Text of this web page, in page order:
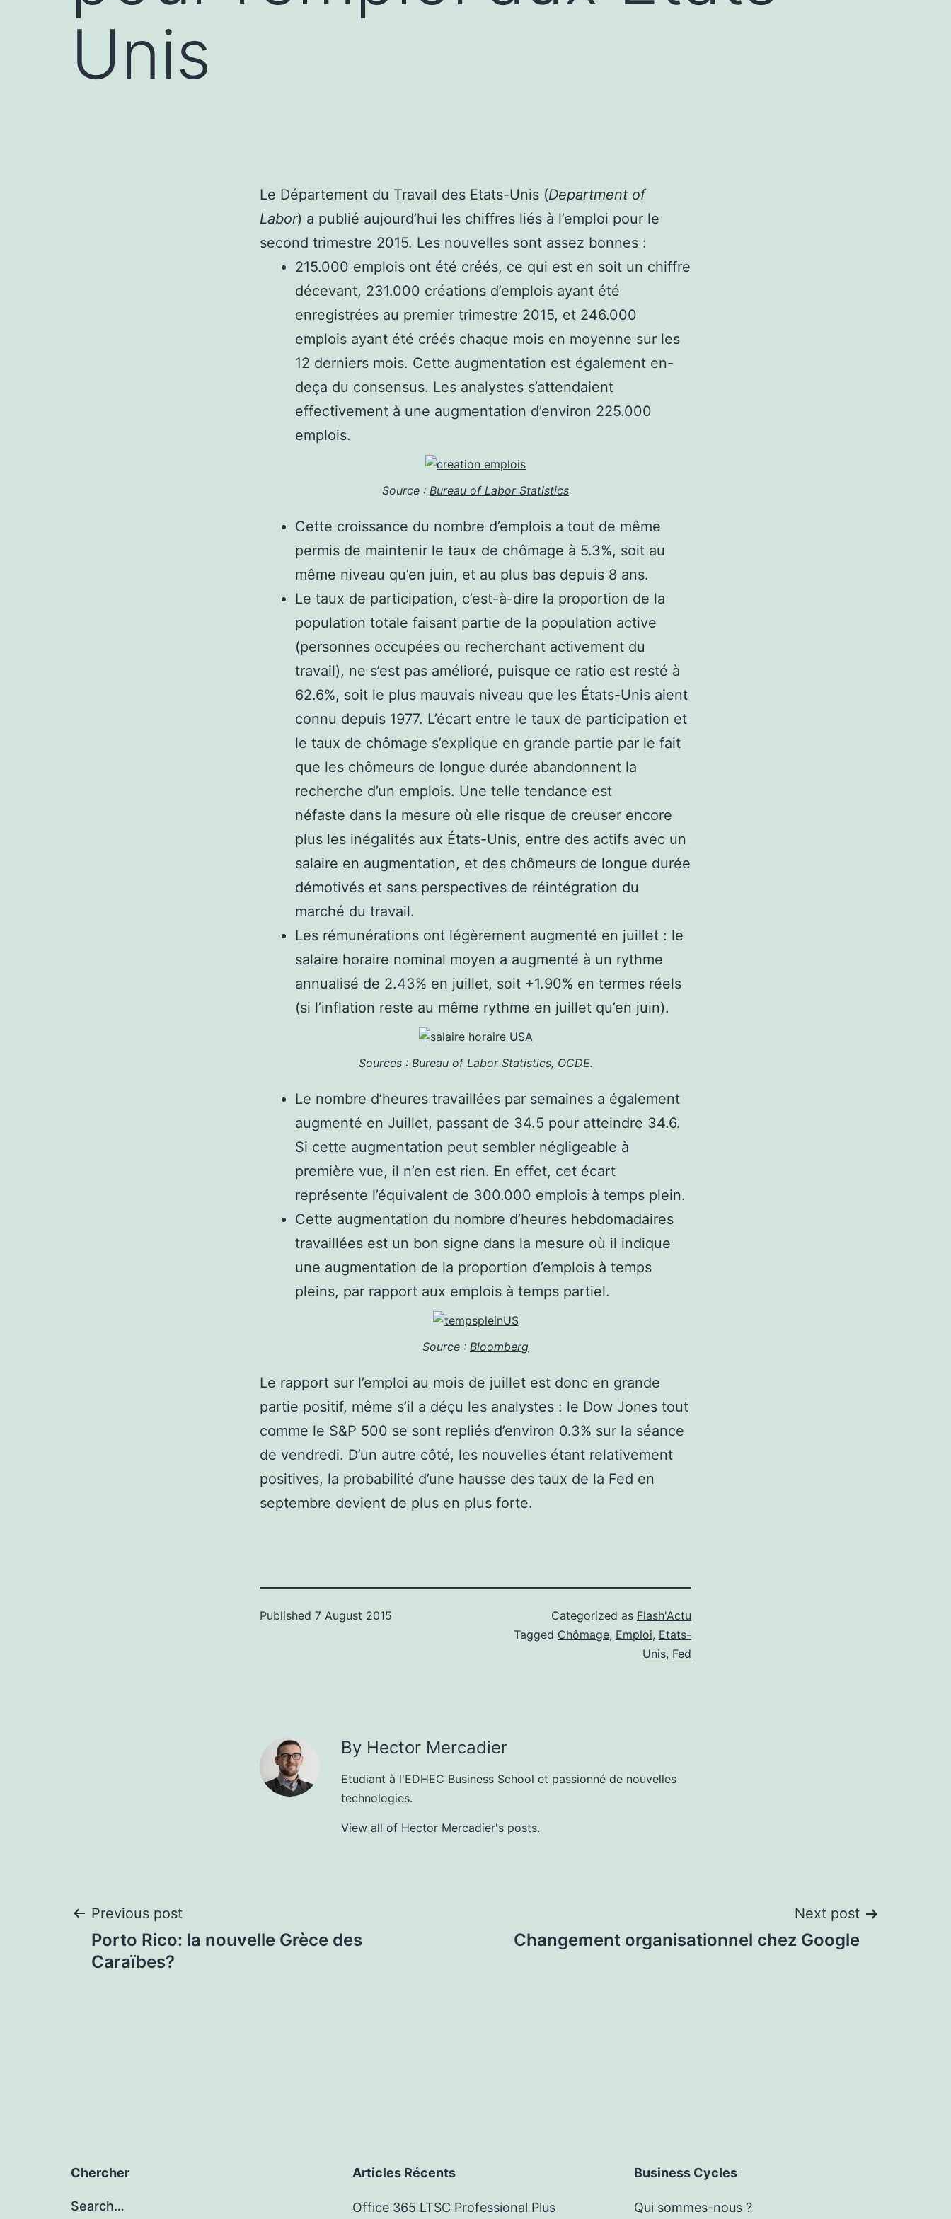
Unis
Le Département du Travail des Etats-Unis (Department of
Labor) a publié aujourd’hui les chiffres liés à l’emploi pour le
second trimestre 2015. Les nouvelles sont assez bonnes :
215.000 emplois ont été créés, ce qui est en soit un chiffre
décevant, 231.000 créations d’emplois ayant été
enregistrées au premier trimestre 2015, et 246.000
emplois ayant été créés chaque mois en moyenne sur les
12 derniers mois. Cette augmentation est également en-
deça du consensus. Les analystes s’attendaient
effectivement à une augmentation d’environ 225.000
emplois.
Source : Bureau of Labor Statistics
Cette croissance du nombre d’emplois a tout de même
permis de maintenir le taux de chômage à 5.3%, soit au
même niveau qu’en juin, et au plus bas depuis 8 ans.
Le taux de participation, c’est-à-dire la proportion de la
population totale faisant partie de la population active
(personnes occupées ou recherchant activement du
travail), ne s’est pas amélioré, puisque ce ratio est resté à
62.6%, soit le plus mauvais niveau que les États-Unis aient
connu depuis 1977. L’écart entre le taux de participation et
le taux de chômage s’explique en grande partie par le fait
que les chômeurs de longue durée abandonnent la
recherche d’un emplois. Une telle tendance est
néfaste dans la mesure où elle risque de creuser encore
plus les inégalités aux États-Unis, entre des actifs avec un
salaire en augmentation, et des chômeurs de longue durée
démotivés et sans perspectives de réintégration du
marché du travail.
Les rémunérations ont légèrement augmenté en juillet : le
salaire horaire nominal moyen a augmenté à un rythme
annualisé de 2.43% en juillet, soit +1.90% en termes réels
(si l’inflation reste au même rythme en juillet qu’en juin).
Sources : Bureau of Labor Statistics, OCDE.
Le nombre d’heures travaillées par semaines a également
augmenté en Juillet, passant de 34.5 pour atteindre 34.6.
Si cette augmentation peut sembler négligeable à
première vue, il n’en est rien. En effet, cet écart
représente l’équivalent de 300.000 emplois à temps plein.
Cette augmentation du nombre d’heures hebdomadaires
travaillées est un bon signe dans la mesure où il indique
une augmentation de la proportion d’emplois à temps
pleins, par rapport aux emplois à temps partiel.
Source : Bloomberg
Le rapport sur l’emploi au mois de juillet est donc en grande
partie positif, même s’il a déçu les analystes : le Dow Jones tout
comme le S&P 500 se sont repliés d’environ 0.3% sur la séance
de vendredi. D’un autre côté, les nouvelles étant relativement
positives, la probabilité d’une hausse des taux de la Fed en
septembre devient de plus en plus forte.
Published 7 August 2015 Categorized as Flash'Actu
Tagged Chômage, Emploi, Etats-
Unis, Fed
By Hector Mercadier
Etudiant à l'EDHEC Business School et passionné de nouvelles
technologies.
View all of Hector Mercadier's posts.
Post
navigation
Previous post
Porto Rico: la nouvelle Grèce des
Caraïbes?
Next post
Changement organisationnel chez Google
Chercher
Search…
Articles Récents
Office 365 LTSC Professional Plus
Business Cycles
Qui sommes-nous ?